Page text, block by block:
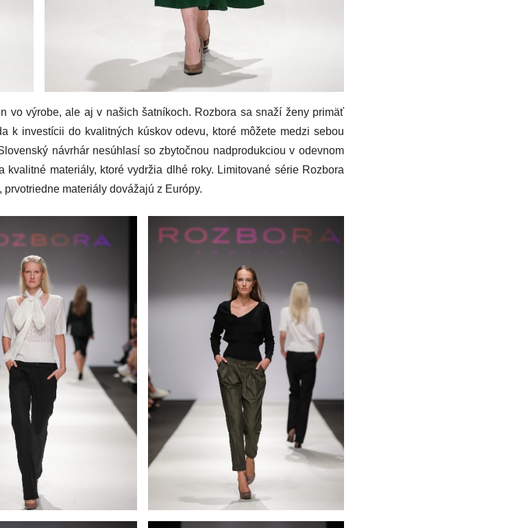
vo výrobe, ale aj v našich šatníkoch. Rozbora sa snaží ženy primäť
k investícii do kvalitných kúskov odevu, ktoré môžete medzi sebou
návrhár nesúhlasí so zbytočnou nadprodukciou v odevnom
materiály, ktoré vydržia dlhé roky. Limitované série Rozbora
materiály dovážajú z Európy.